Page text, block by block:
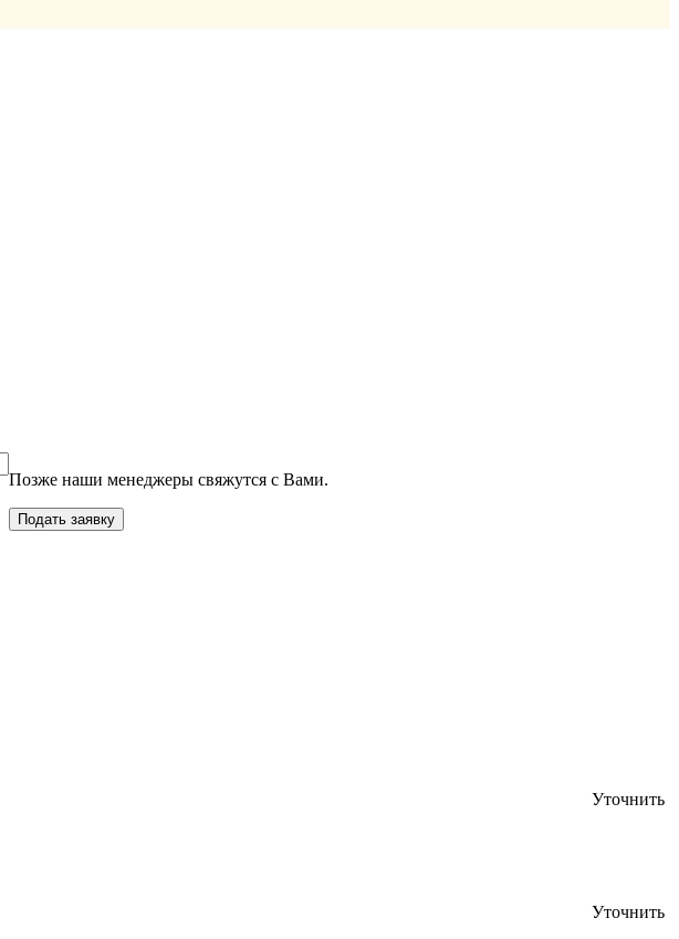
Позже наши менеджеры свяжутся с Вами.
Подать заявку
Уточнить
Уточнить